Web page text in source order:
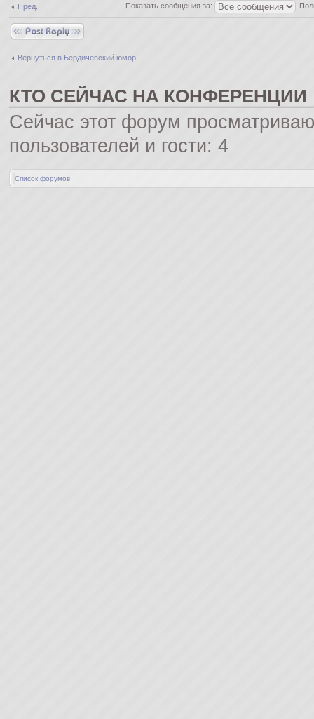
Пред. Показать сообщения за:
Ответить
Вернуться в Бердичевский юмop
КТО СЕЙЧАС НА КОНФЕРЕНЦИИ
Сейчас этот форум
пользователей и гости: 4
Список форумов